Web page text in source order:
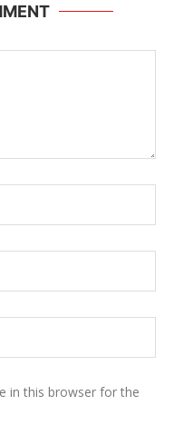
in this browser for the